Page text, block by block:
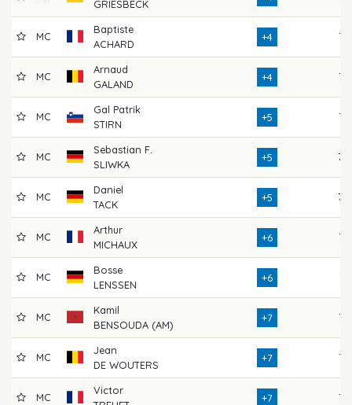
GRIESBECK
MC
Baptiste
ACHARD
+4 75
MC
Arnaud
GALAND
+4 75
MC
Gal Patrik
STIRN
+5 73
MC
Sebastian F.
SLIWKA
+5 78
MC
Daniel
TACK
+5 78
MC
Arthur
MICHAUX
+6 76
MC
Bosse
LENSSEN
+6 74
MC
Kamil
BENSOUDA (AM)
+7 77
MC
Jean
DE WOUTERS
+7 76
MC
Victor
+7 73